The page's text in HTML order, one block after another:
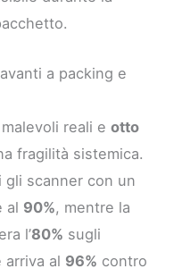
a packing e
reali eotto
fragilità sistemica.
gli scanner con un
al 90%, mentre la
l’80% sugli
al 96% contro